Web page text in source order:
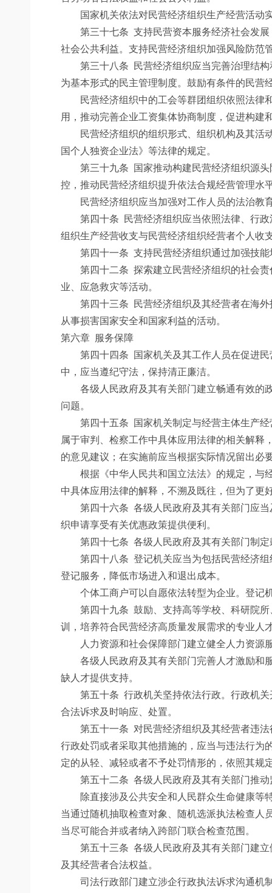
国家机关依法对民营经济组织生产经营活动
第三十七条 支持民营资本服务经济社会发
社会公共利益。支持民营经济组织加强风险防范
第三十八条 民营经济组织应当完善治理结
为基本形式的民主管理制度。鼓励有条件的民营
民营经济组织中的工会等群团组织依照法律和
用，推动完善企业工资集体协商制度，促进构建
民营经济组织的组织形式、组织机构及其活动
国个人独资企业法》等法律的规定。
第三十九条 国家推动构建民营经济组织源
控，推动民营经济组织提升依法合规经营管理水
民营经济组织应当加强对工作人员的法治教
第四十条 民营经济组织应当依照法律、行
组织生产经营收支与民营经济组织经营者个人收
第四十一条 支持民营经济组织通过加强技
第四十二条 探索建立民营经济组织的社会
业、应急救灾等活动。
第四十三条 民营经济组织及其经营者在海
从事损害国家安全和国家利益的活动。
第六章 服务保障
第四十四条 国家机关及其工作人员在促进
中，应当遵纪守法，保持清正廉洁。
各级人民政府及其有关部门建立畅通有效的政
问题。
第四十五条 国家机关制定与经营主体生产
属于审判、检察工作中具体应用法律的相关解
的意见建议；在实施前应当根据实际情况留出必
根据《中华人民共和国立法法》的规定，与经
中具体应用法律的解释，不溯及既往，但为了更
第四十六条 各级人民政府及其有关部门应
织申请享受有关优惠政策提供便利。
第四十七条 各级人民政府及其有关部门制
第四十八条 登记机关应当为包括民营经济
登记服务，降低市场进入和退出成本。
个体工商户可以自愿依法转型为企业。登记
第四十九条 鼓励、支持高等学校、科研院
训，培养符合民营经济高质量发展需求的专业人
人力资源和社会保障部门建立健全人力资源服
各级人民政府及其有关部门完善人才激励和服
缺人才提供支持。
第五十条 行政机关坚持依法行政。行政机
合法诉求及时响应、处置。
第五十一条 对民营经济组织及其经营者违
行政处罚或者采取其他措施的，应当与违法行为
定的从轻、减轻或者不予处罚情形的，依照其规
第五十二条 各级人民政府及其有关部门推
除直接涉及公共安全和人民群众生命健康等特
当通过随机抽取检查对象、随机选派执法检查人
当尽可能合并或者纳入跨部门联合检查范围。
第五十三条 各级人民政府及其有关部门建
及其经营者合法权益。
司法行政部门建立涉企行政执法诉求沟通机制